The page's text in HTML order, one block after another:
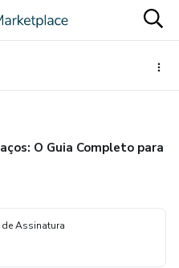
O Guia Completo para
Assinatura